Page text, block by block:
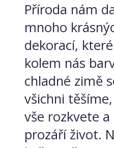
Příroda nám
mnoho
dekorací,
kolem nás
chladné zimě
všichni
vše rozkvete
prozáří život.